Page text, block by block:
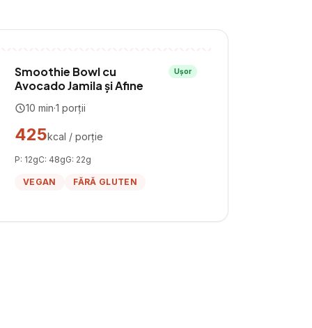
Smoothie Bowl cu
Avocado Jamila și Afine
Ușor
10 min·1 porții
425kcal / porție
P: 12gC: 48gG: 22g
VEGAN FĂRĂ GLUTEN